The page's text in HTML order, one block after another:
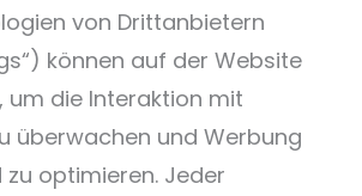
von Drittanbietern
können auf der Website
um die Interaktion mit
überwachen und Werbung
optimieren. Jeder